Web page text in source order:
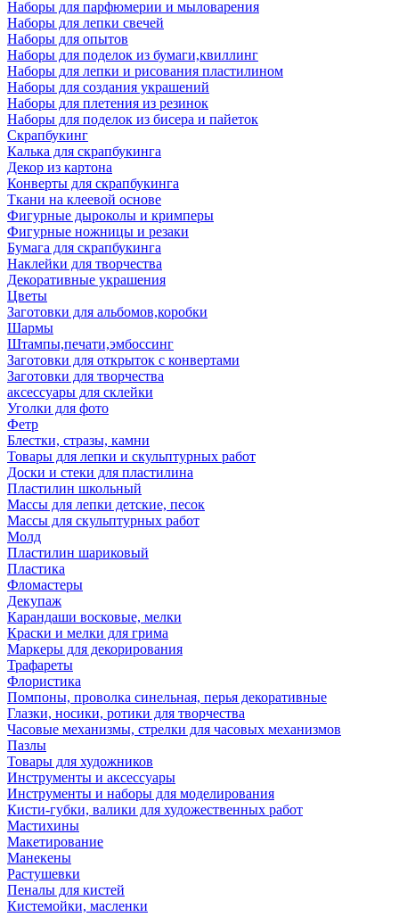
Наборы для парфюмерии и мыловарения
Наборы для лепки свечей
Наборы для опытов
Наборы для поделок из бумаги,квиллинг
Наборы для лепки и рисования пластилином
Наборы для создания украшений
Наборы для плетения из резинок
Наборы для поделок из бисера и пайеток
Скрапбукинг
Калька для скрапбукинга
Декор из картона
Конверты для скрапбукинга
Ткани на клеевой основе
Фигурные дыроколы и кримперы
Фигурные ножницы и резаки
Бумага для скрапбукинга
Наклейки для творчества
Декоративные украшения
Цветы
Заготовки для альбомов,коробки
Шармы
Штампы,печати,эмбоссинг
Заготовки для открыток с конвертами
Заготовки для творчества
аксессуары для склейки
Уголки для фото
Фетр
Блестки, стразы, камни
Товары для лепки и скульптурных работ
Доски и стеки для пластилина
Пластилин школьный
Массы для лепки детские, песок
Массы для скульптурных работ
Молд
Пластилин шариковый
Пластика
Фломастеры
Декупаж
Карандаши восковые, мелки
Краски и мелки для грима
Маркеры для декорирования
Трафареты
Флористика
Помпоны, проволка синельная, перья декоративные
Глазки, носики, ротики для творчества
Часовые механизмы, стрелки для часовых механизмов
Пазлы
Товары для художников
Инструменты и аксессуары
Инструменты и наборы для моделирования
Кисти-губки, валики для художественных работ
Мастихины
Макетирование
Манекены
Растушевки
Пеналы для кистей
Кистемойки, масленки